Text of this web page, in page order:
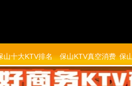
山十大KTV排名 保山KTV真空消费 保